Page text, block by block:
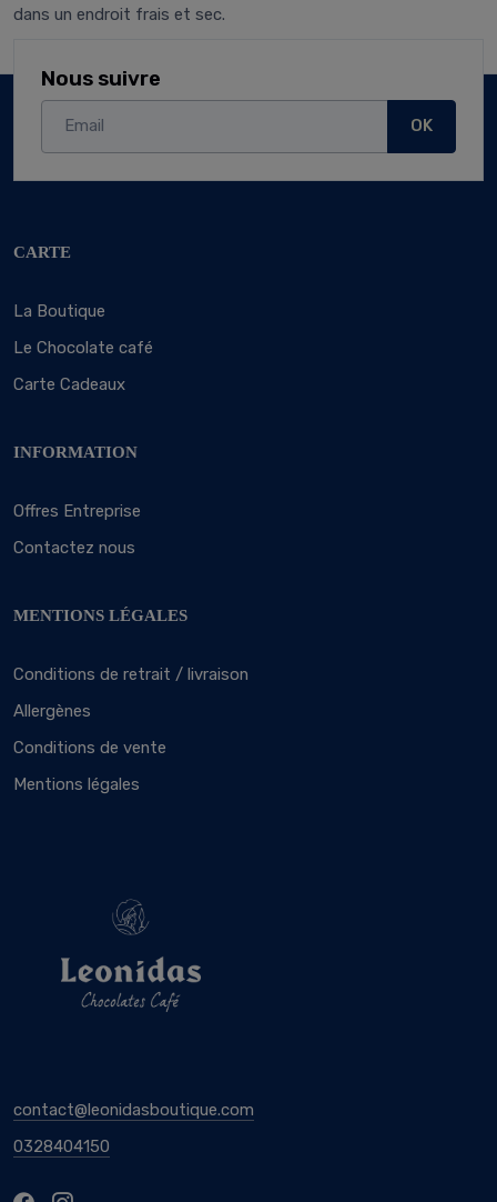
dans un endroit frais et sec.
Nous suivre
OK
CARTE
La Boutique
Le Chocolate café
Carte Cadeaux
INFORMATION
Offres Entreprise
Contactez nous
MENTIONS LÉGALES
Conditions de retrait / livraison
Allergènes
Conditions de vente
Mentions légales
contact@leonidasboutique.com
0328404150